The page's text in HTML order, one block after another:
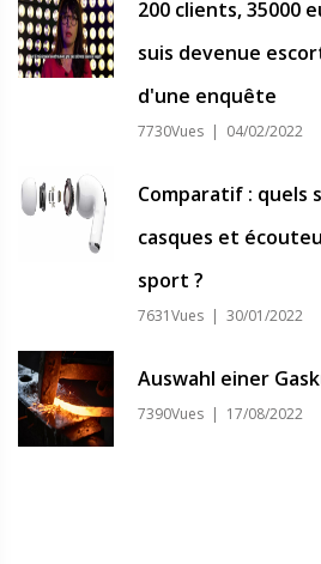
200 clients, 35000
suis devenue
d'une enquête
7730Vues | 04/02/2022
Comparatif : quels
casques et
sport ?
7631Vues | 30/01/2022
Auswahl einer
7390Vues | 17/08/2022